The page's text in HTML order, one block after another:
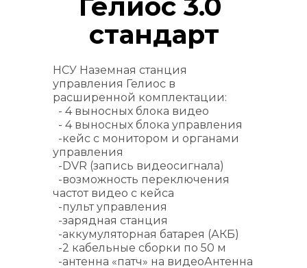
Гелиос 3.0
стандарт
НСУ Наземная станция
управления Гелиос в
расширенной комплектации:
  - 4 выносных блока видео
  - 4 выносных блока управления
управления
  -DVR (запись видеосигнала)
частот видео с кейса
  -пульт управления
  -зарядная станция
  -аккумуляторная батарея (АКБ)
  -2 кабельные сборки по 50 м